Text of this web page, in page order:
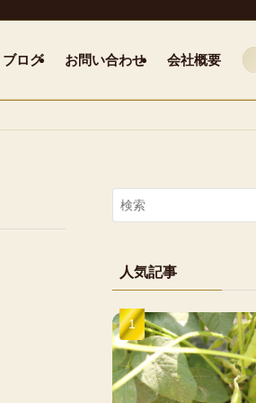
ブログ お問い合わせ 会社概要
人気記事